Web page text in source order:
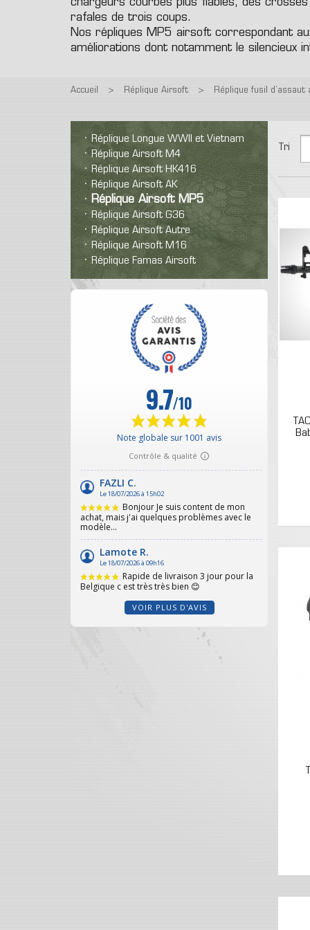
Colt 1911 M9
Glock
Revolver
Vintage
Réplique airsoft spring
T-Shirt
Polaire
Bas
chargeurs courbes plus fiables, des
rafales de trois coups.
Nos répliques MP5 airsoft correspondant
améliorations dont notamment le silencieux
Accueil > Réplique Airsoft > Réplique fusil d’assaut
Réplique Longue WWII et Vietnam
Réplique Airsoft M4
Réplique Airsoft HK416
Réplique Airsoft AK
Réplique Airsoft MP5
Réplique Airsoft G36
Réplique Airsoft Autre
Réplique Airsoft M16
Réplique Famas Airsoft
VOIR PLUS D'AVIS
Tri